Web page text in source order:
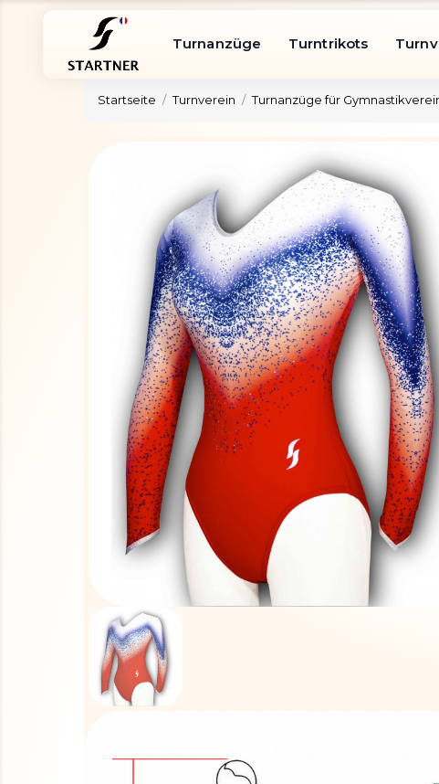
Turnanzüge Turntrikots
Startseite Turnverein Turnanzüge für